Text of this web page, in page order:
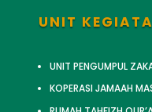
UNIT
UNIT PENGUMPUL
KOPERASI JAMAAH